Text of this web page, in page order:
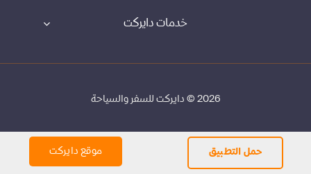
خدمات دايركت
2026 © دايركت للسفر والسياحة
حمل التطبيق موقع دايركت